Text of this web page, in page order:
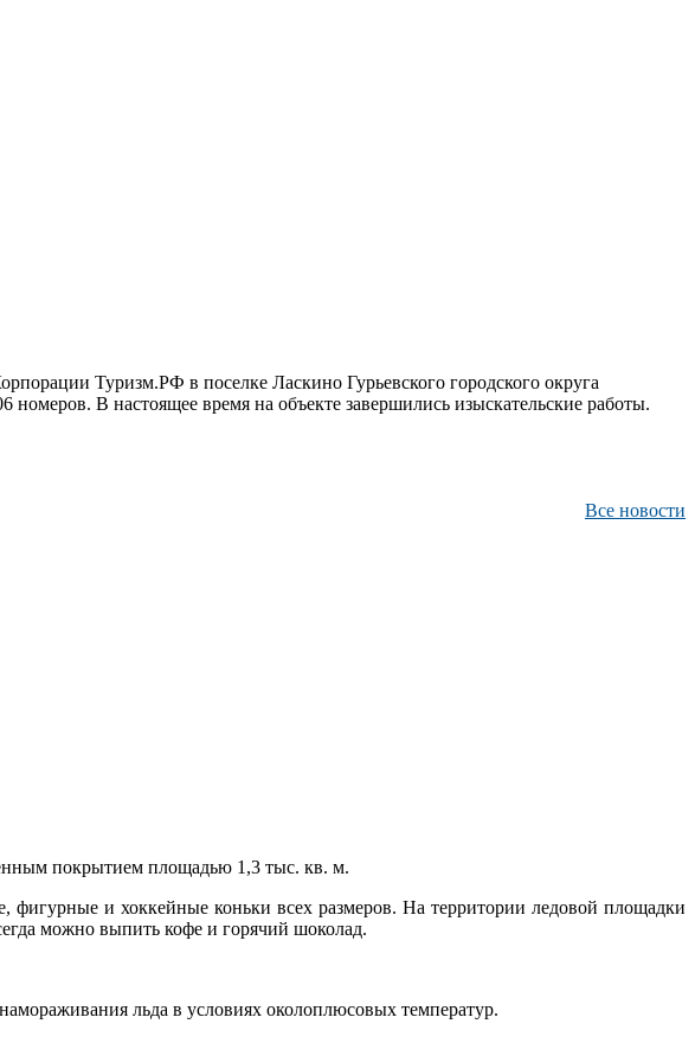
Туризм.РФ в поселке Ласкино Гурьевского городского округа
номеров. В настоящее время на объекте завершились изыскательские работы.
Все новости
покрытием площадью 1,3 тыс. кв. м.
и хоккейные коньки всех размеров. На территории ледовой площадки
можно выпить кофе и горячий шоколад.
льда в условиях околоплюсовых температур.